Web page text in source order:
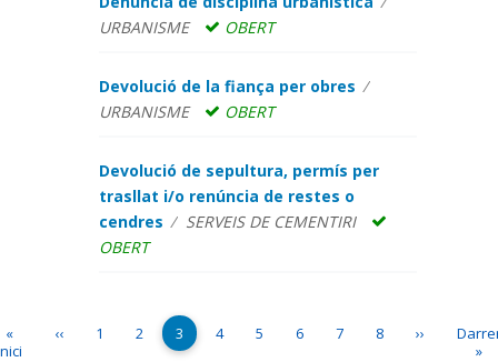
URBANISME
OBERT
Devolució de la fiança per obres
URBANISME
OBERT
Devolució de sepultura, permís per
trasllat i/o renúncia de restes o
cendres
SERVEIS DE CEMENTIRI
OBERT
Paginació
Primera pàgina
«
Pàgina anterior
‹‹ Page
1 Page
2 Pàgina actual
3 Page
4 Page
5 Page
6 Page
7 Page
8 Pàgina
››
»